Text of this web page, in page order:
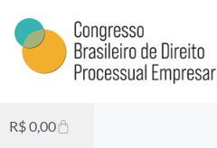
R$0,00